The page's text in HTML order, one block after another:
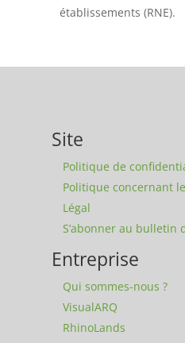
établissements (RNE).
Site
Politique de
Politique concernant
Légal
S’abonner au bulletin
Entreprise
Qui sommes-nous ?
VisualARQ
RhinoLands